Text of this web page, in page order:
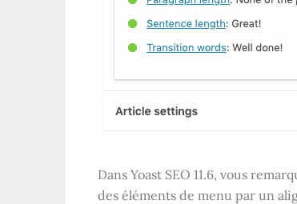
Dans Yoast SEO 11.6, vous
des éléments de menu par un